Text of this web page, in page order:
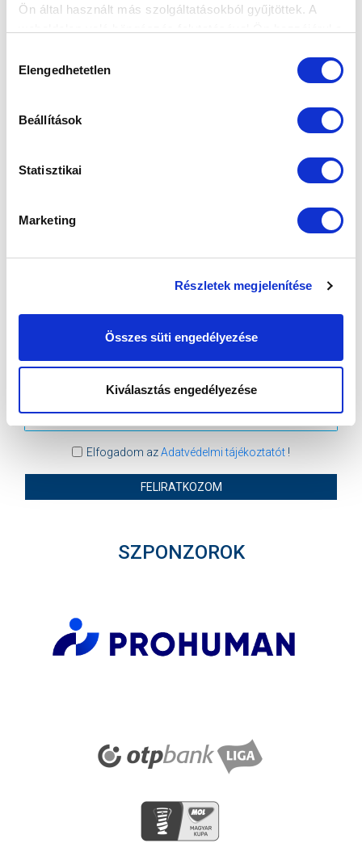
Ön által használt más szolgáltatásokból gyűjtöttek. A
kiválasztása
Elengedhetetlen
Beállítások
Statisztikai
Marketing
Részletek megjelenítése
Összes süti engedélyezése
Kiválasztás engedélyezése
MTK BUDAPEST HÍRLEVÉL
Ne maradjon le egy eseményről sem! Iratkozzon fel ingyenes
hírlevelünkre:
Elfogadom azAdatvédelmi tájékoztatót!
FELIRATKOZOM
SZPONZOROK